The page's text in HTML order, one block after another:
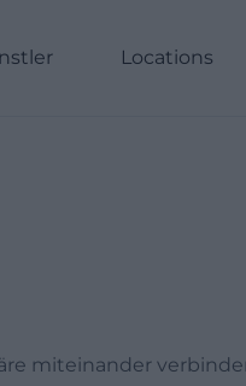
Locations
miteinander